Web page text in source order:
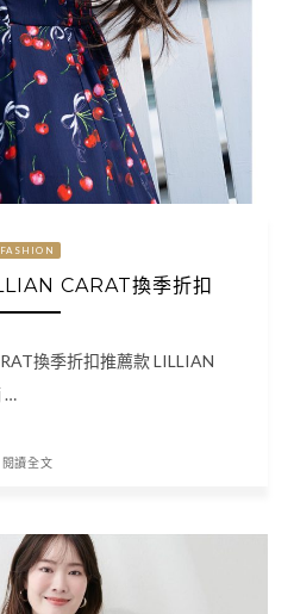
FASHION
CARAT換季折扣
換季折扣推薦款 LILLIAN
…
閱讀全文